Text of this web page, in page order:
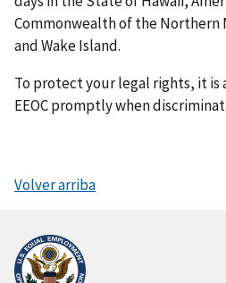
Commonwealth of the Northern
and Wake Island.
To protect your legal rights, it is
EEOC promptly when
Volver arriba